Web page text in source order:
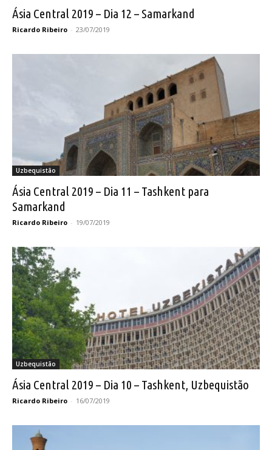
Ásia Central 2019 – Dia 12 – Samarkand
Ricardo Ribeiro - 23/07/2019
Uzbequistão
Ásia Central 2019 – Dia 11 – Tashkent para
Samarkand
Ricardo Ribeiro - 19/07/2019
Uzbequistão
Ásia Central 2019 – Dia 10 – Tashkent, Uzbequistão
Ricardo Ribeiro - 16/07/2019